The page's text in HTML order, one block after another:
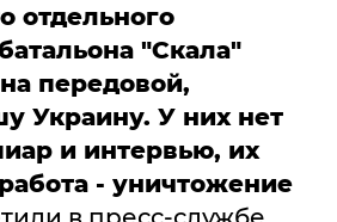
отдельного
"Скала"
передовой,
Украину. У них нет
и интервью, их
- уничтожение